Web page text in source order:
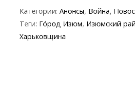
e
b
itt
er
e er at y
Категории: Анонсы, Война,
Теги: Го́род Изюм, Изюмский
Харьковщина